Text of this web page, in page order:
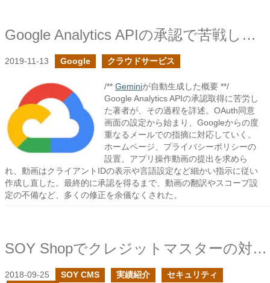
Google Analytics APIの承認で苦戦したので、承認されるまでの流れをまとめてみた
2019-11-13 Google クラウドサービス
/** Geminiが自動生成した概要 **/
Google Analytics APIの承認取得に苦労し
た著者が、その過程を詳述。OAuth同意
画面の設定から始まり、Googleからの度
重なるメールでの指摘に対応していく。
ホームページ、プライバシーポリシーの
設置、アプリ操作動画の提出を求めら
れ、動画はクライアントIDの表示や言語設定など細かい指示に従い
作成し直した。最終的に承認を得るまで、動画の翻訳やスコープ設
定の不備など、多くの修正を余儀なくされた。
SOY Shopでクレジットマスターの対策を強化しました
2018-09-25 SOY CMS 実績紹介
セキュリティ